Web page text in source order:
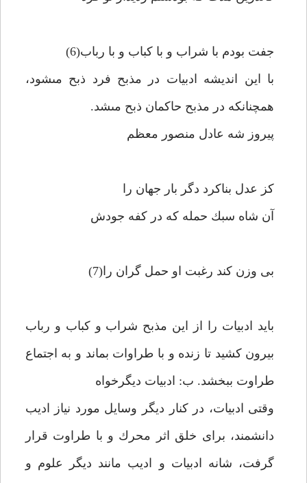
جفت بودم با شراب و با كباب و با رباب(6)
با اين انديشه ادبيات در مذبح فرد ذبح مى‏شود،
همچنانكه در مذبح حاكمان ذبح مى‏شد.
پيروز شه عادل منصور معظم‏
كز عدل بناكرد دگر بار جهان را
آن شاه سبك حمله كه در كفه جودش‏
بى وزن كند رغبت او حمل گران را(7)
بايد ادبيات را از اين مذبح شراب و كباب و رباب
بيرون كشيد تا زنده و با طراوات بماند و به اجتماع
طراوت ببخشد. ب: ادبيات ديگرخواه‏
وقتى ادبيات، در كنار ديگر وسايل مورد نياز اديب
دانشمند، براى خلق اثر محرك و با طراوت قرار
گرفت، شانه ادبيات و اديب مانند ديگر علوم و